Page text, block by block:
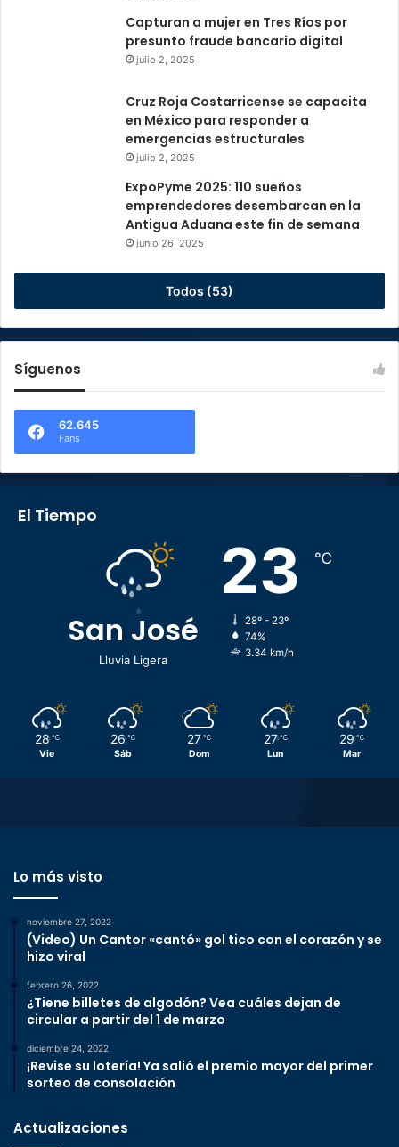
Capturan a mujer en Tres Ríos por
presunto fraude bancario digital
julio 2, 2025
Cruz Roja Costarricense se capacita
en México para responder a
emergencias estructurales
julio 2, 2025
ExpoPyme 2025: 110 sueños
emprendedores desembarcan en la
Antigua Aduana este fin de semana
junio 26, 2025
Todos (53)
Síguenos
62.645
Fans
El Tiempo
San José
Lluvia Ligera
23 ℃
28º - 23º
74%
3.34 km/h
28 ℃
Vie
26 ℃
Sáb
27 ℃
Dom
27 ℃
Lun
29 ℃
Mar
Lo más visto
noviembre 27, 2022
(Video) Un Cantor «cantó» gol tico con el corazón y se
hizo viral
febrero 26, 2022
¿Tiene billetes de algodón? Vea cuáles dejan de
circular a partir del 1 de marzo
diciembre 24, 2022
¡Revise su lotería! Ya salió el premio mayor del primer
sorteo de consolación
Actualizaciones